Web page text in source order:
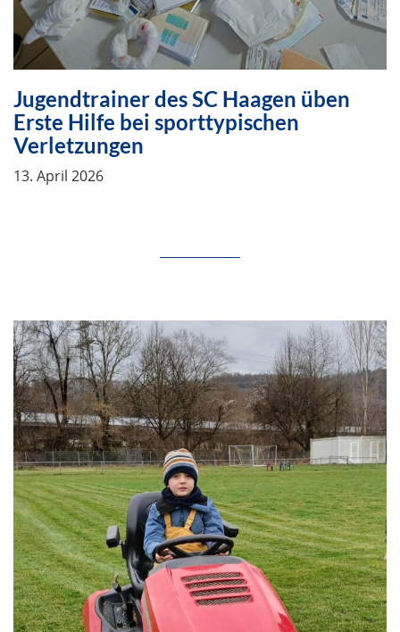
Jugendtrainer des SC Haagen üben
Erste Hilfe bei sporttypischen
Verletzungen
13. April 2026